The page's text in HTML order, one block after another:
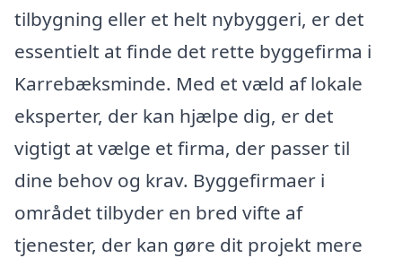
tilbygning eller et helt nybyggeri, er det
essentielt at finde det rette byggefirma i
Karrebæksminde. Med et væld af lokale
eksperter, der kan hjælpe dig, er det
vigtigt at vælge et firma, der passer til
dine behov og krav. Byggefirmaer i
området tilbyder en bred vifte af
tjenester, der kan gøre dit projekt mere